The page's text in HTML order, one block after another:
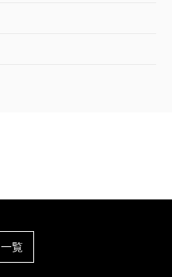
一覧